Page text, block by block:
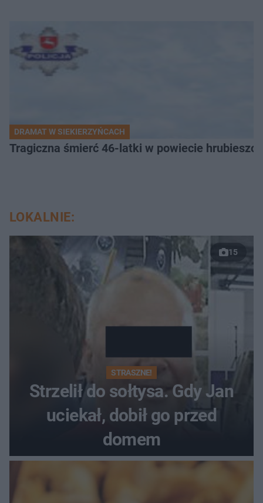
DRAMAT W SIEKIERZYŃCACH
Tragiczna śmierć 46-latki w powiecie
LOKALNIE:
15
STRASZNE!
Strzelił do sołtysa. Gdy Jan
uciekał, dobił go przed
domem